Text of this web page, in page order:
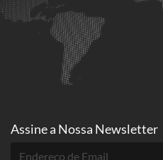
Assine a Nossa Newsletter